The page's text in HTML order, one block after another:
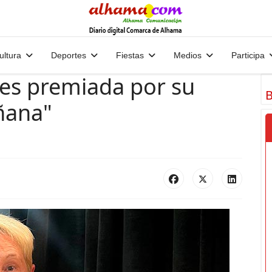
Deportes Fiestas Medios Participa
premiada por su